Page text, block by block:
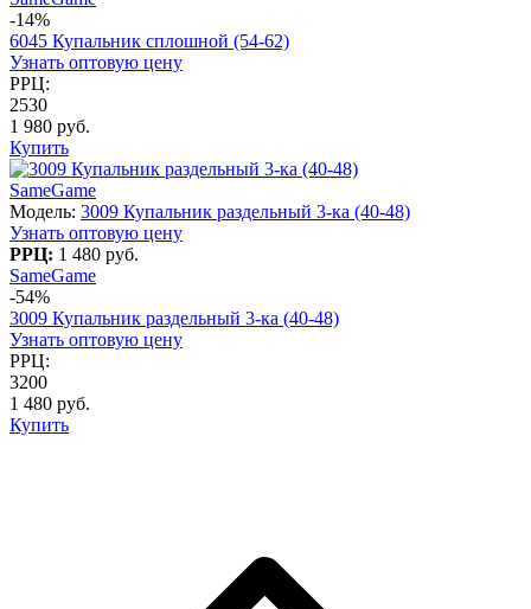
-14%
6045 Купальник сплошной (54-62)
Узнать оптовую цену
РРЦ:
2530
1 980 руб.
Купить
SameGame
Модель: 3009 Купальник раздельный 3-ка (40-48)
Узнать оптовую цену
РРЦ: 1 480 руб.
SameGame
-54%
3009 Купальник раздельный 3-ка (40-48)
Узнать оптовую цену
РРЦ:
3200
1 480 руб.
Купить